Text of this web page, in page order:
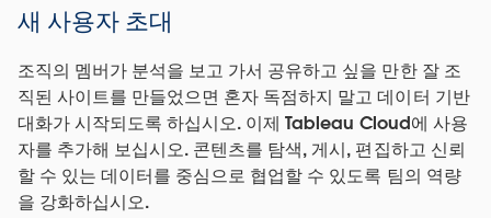
새 사용자 초대
조직의 멤버가 분석을 보고 가서 공유하고 싶을 만한 잘 조
직된 사이트를 만들었으면 혼자 독점하지 말고 데이터 기반
대화가 시작되도록 하십시오. 이제 Tableau Cloud에 사용
자를 추가해 보십시오. 콘텐츠를 탐색, 게시, 편집하고 신뢰
할 수 있는 데이터를 중심으로 협업할 수 있도록 팀의 역량
을 강화하십시오.